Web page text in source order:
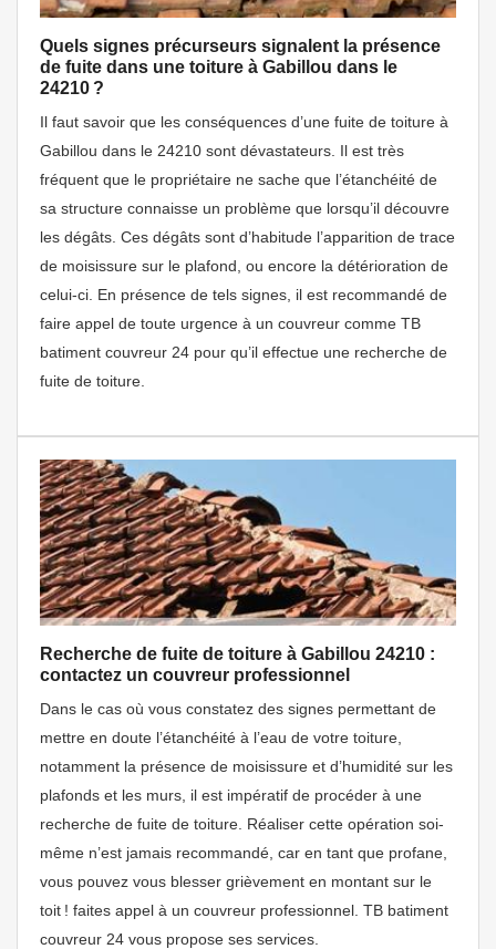
Quels signes précurseurs signalent la présence
de fuite dans une toiture à Gabillou dans le
24210 ?
Il faut savoir que les conséquences d’une fuite de toiture à
Gabillou dans le 24210 sont dévastateurs. Il est très
fréquent que le propriétaire ne sache que l’étanchéité de
sa structure connaisse un problème que lorsqu’il découvre
les dégâts. Ces dégâts sont d’habitude l’apparition de trace
de moisissure sur le plafond, ou encore la détérioration de
celui-ci. En présence de tels signes, il est recommandé de
faire appel de toute urgence à un couvreur comme TB
batiment couvreur 24 pour qu’il effectue une recherche de
fuite de toiture.
Recherche de fuite de toiture à Gabillou 24210 :
contactez un couvreur professionnel
Dans le cas où vous constatez des signes permettant de
mettre en doute l’étanchéité à l’eau de votre toiture,
notamment la présence de moisissure et d’humidité sur les
plafonds et les murs, il est impératif de procéder à une
recherche de fuite de toiture. Réaliser cette opération soi-
même n’est jamais recommandé, car en tant que profane,
vous pouvez vous blesser grièvement en montant sur le
toit ! faites appel à un couvreur professionnel. TB batiment
couvreur 24 vous propose ses services.